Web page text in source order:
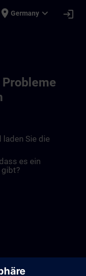
place Germany expand_more login
laden Sie die
es ein